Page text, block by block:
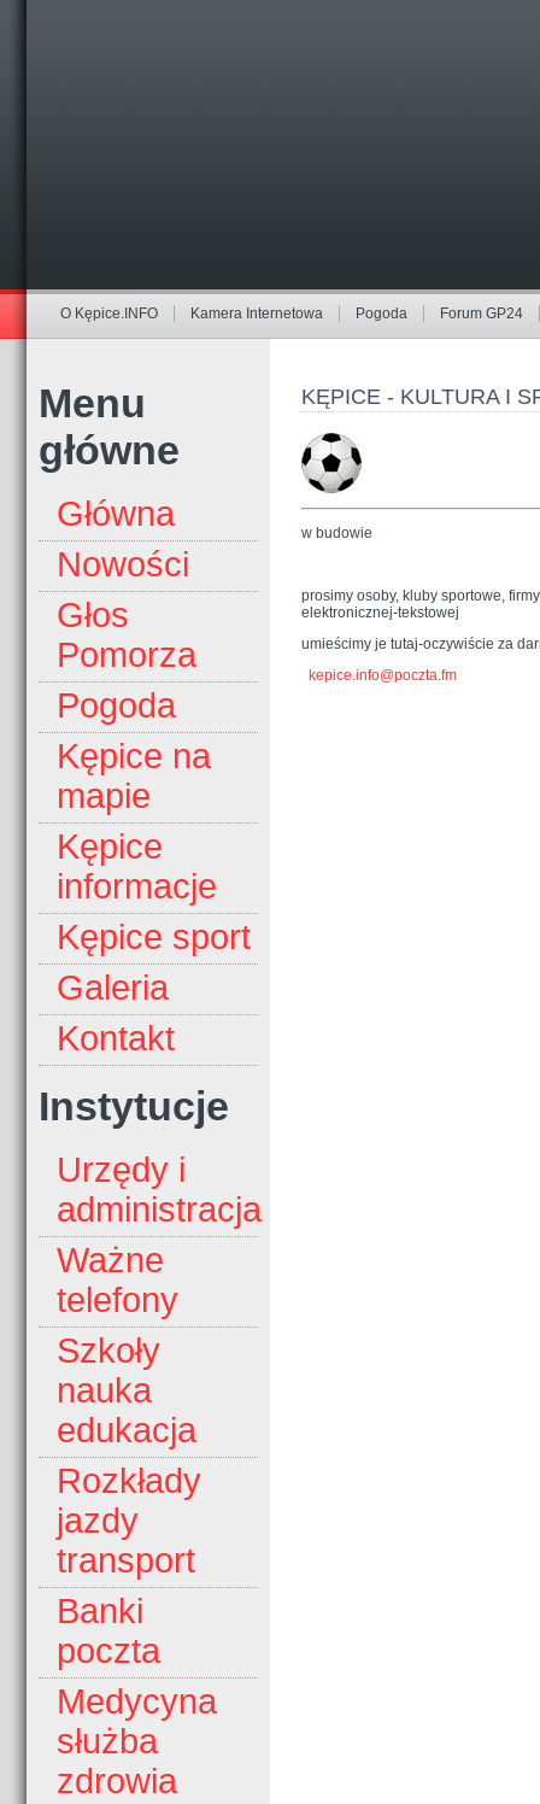
O Kępice.INFO Kamera Internetowa Pogoda Forum GP24
Menu
główne
Główna
Nowości
Głos
Pomorza
Pogoda
Kępice na
mapie
Kępice
informacje
Kępice sport
Galeria
Kontakt
Instytucje
Urzędy i
administracja
Ważne
telefony
Szkoły
nauka
edukacja
Rozkłady
jazdy
transport
Banki
poczta
Medycyna
służba
zdrowia
KĘPICE - KULTURA I
w budowie
prosimy osoby, kluby sportowe,
elektronicznej-tekstowej
umieścimy je tutaj-oczywiście za
kepice.info@poczta.fm